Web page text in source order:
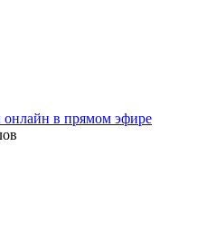
онлайн в прямом эфире